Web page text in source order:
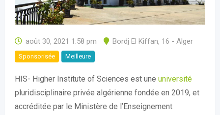
août 30, 2021 1:58 pm Bordj El Kiffan, 16 - Alger
Sponsorisée Meilleure
HIS- Higher Institute of Sciences est une université
pluridisciplinaire privée algérienne fondée en 2019, et
accréditée par le Ministère de l’Enseignement